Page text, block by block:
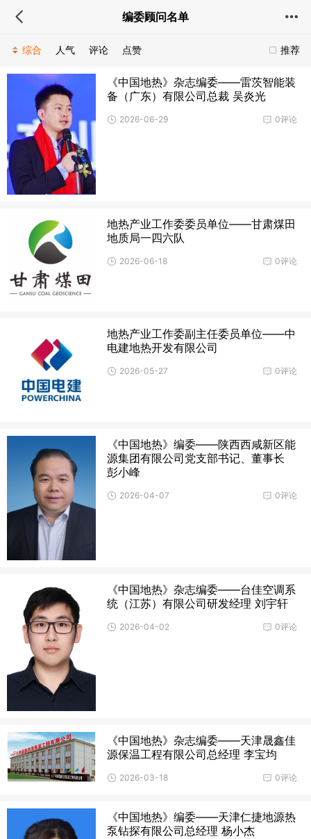
编委顾问名单
推荐
综合 人气 评论 点赞
《中国地热》杂志编委——雷茨智能装
备（广东）有限公司总裁 吴炎光
0评论
2026-06-29
地热产业工作委委员单位——甘肃煤田
地质局一四六队
0评论
2026-06-18
地热产业工作委副主任委员单位——中
电建地热开发有限公司
0评论
2026-05-27
《中国地热》编委——陕西西咸新区能
源集团有限公司党支部书记、董事长
彭小峰
0评论
2026-04-07
《中国地热》杂志编委——台佳空调系
统（江苏）有限公司研发经理 刘宇轩
0评论
2026-04-02
《中国地热》杂志编委——天津晟鑫佳
源保温工程有限公司总经理 李宝均
0评论
2026-03-18
《中国地热》编委——天津仁捷地源热
泵钻探有限公司总经理 杨小杰